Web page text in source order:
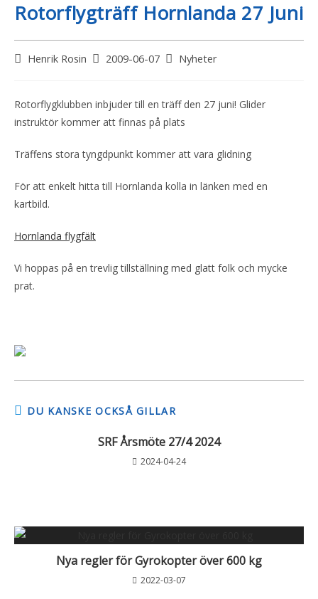
Rotorflygträff Hornlanda 27 Juni
Henrik Rosin 2009-06-07 Nyheter
Rotorflygklubben inbjuder till en träff den 27 juni! Glider
instruktör kommer att finnas på plats
Träffens stora tyngdpunkt kommer att vara glidning
För att enkelt hitta till Hornlanda kolla in länken med en
kartbild.
Hornlanda flygfält
Vi hoppas på en trevlig tillställning med glatt folk och mycke
prat.
DU KANSKE OCKSÅ GILLAR
SRF Årsmöte 27/4 2024
2024-04-24
Nya regler för Gyrokopter över 600 kg
2022-03-07